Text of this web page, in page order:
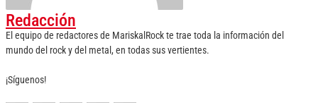
Redacción
El equipo de redactores de MariskalRock te trae toda la información del
mundo del rock y del metal, en todas sus vertientes.
¡Síguenos!